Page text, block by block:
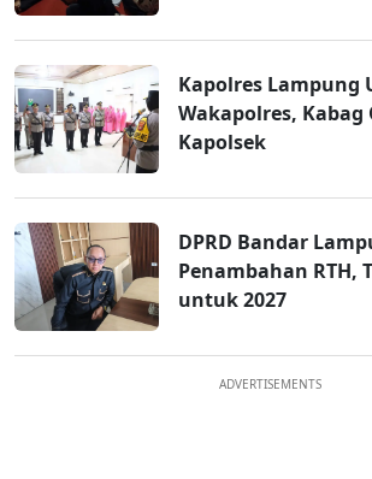
Kapolres Lampung
Wakapolres, Kabag
Kapolsek
DPRD Bandar
Penambahan RTH,
untuk 2027
ADVERTISEMENTS